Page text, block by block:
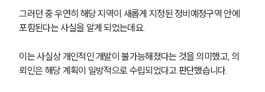
그러던 중 우연히 해당 지역이 새롭게 지정된 정비예정구역 안에
포함된다는 사실을 알게 되었는데요.
이는 사실상 개인적인 개발이 불가능해졌다는 것을 의미했고, 의
뢰인은 해당 계획이 일방적으로 수립되었다고 판단했습니다.